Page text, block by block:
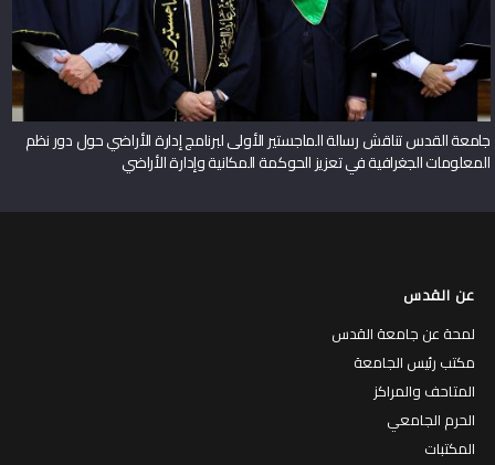
جامعة القدس تناقش رسالة الماجستير الأولى لبرنامج إدارة الأراضي حول دور نظم
المعلومات الجغرافية في تعزيز الحوكمة المكانية وإدارة الأراضي
عن القدس
لمحة عن جامعة القدس
مكتب رئيس الجامعة
المتاحف والمراكز
الحرم الجامعي
المكتبات